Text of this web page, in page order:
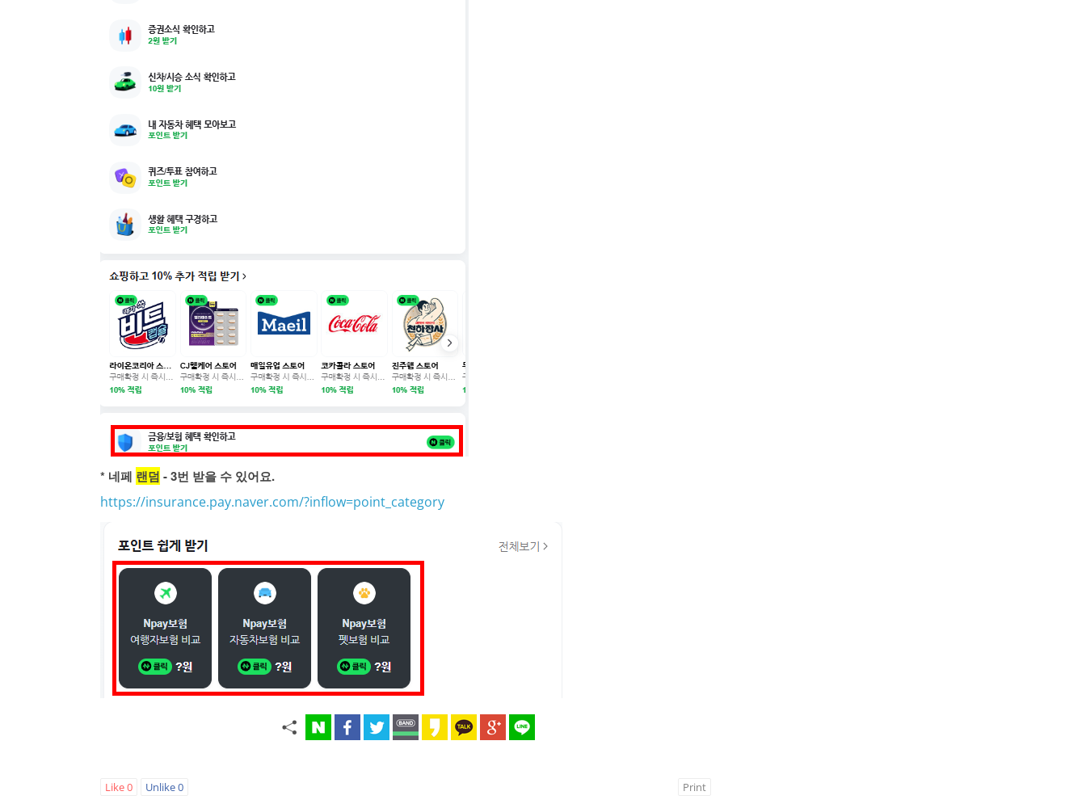
* 네페 랜덤 - 3번 받을 수 있어요.
https://insurance.pay.naver.com/?inflow=point_category
Like0 Unlike0 Print